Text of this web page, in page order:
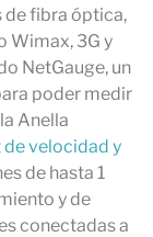
de fibra óptica,
Wimax, 3G y
NetGauge, un
poder medir
Anella
de velocidad y
de hasta 1
y de
conectadas a